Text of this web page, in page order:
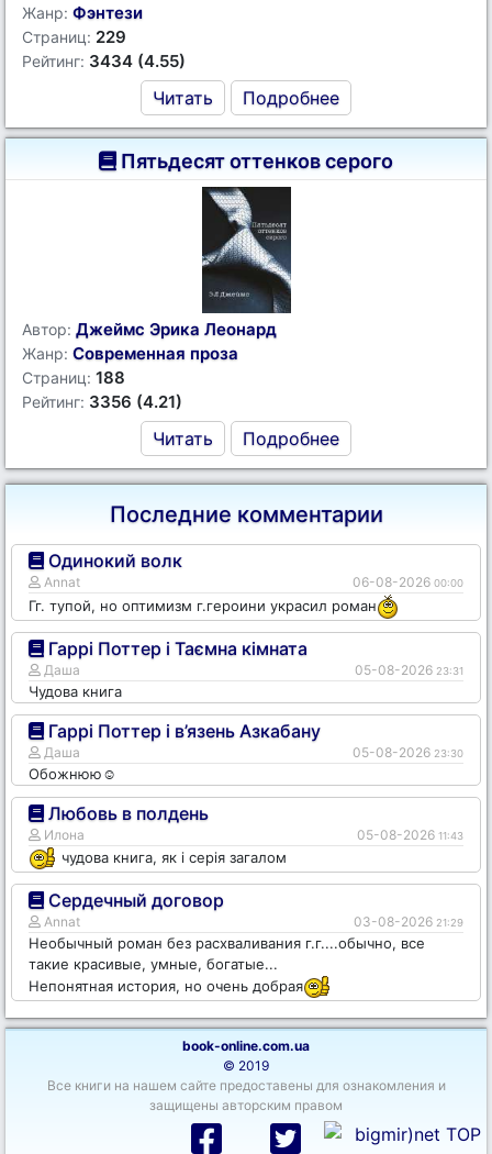
Жанр: Фэнтези
Страниц: 229
Рейтинг: 3434 (4.55)
Читать Подробнее
Пятьдесят оттенков серого
Автор: Джеймс Эрика Леонард
Жанр: Современная проза
Страниц: 188
Рейтинг: 3356 (4.21)
Читать Подробнее
Последние комментарии
Одинокий волк
Annat 06-08-2026 00:00
Гг. тупой, но оптимизм г.героини украсил роман
Гаррі Поттер і Таємна кімната
Даша 05-08-2026 23:31
Чудова книга
Гаррі Поттер і в’язень Азкабану
Даша 05-08-2026 23:30
Обожнюю☺️
Любовь в полдень
Илона 05-08-2026 11:43
чудова книга, як і серія загалом
Сердечный договор
Annat 03-08-2026 21:29
Необычный роман без расхваливания г.г....обычно, все
такие красивые, умные, богатые...
Непонятная история, но очень добрая
book-online.com.ua
© 2019
Все книги на нашем сайте предоставены для ознакомления и
защищены авторским правом